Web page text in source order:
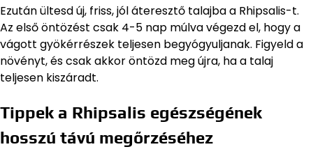
Ezután ültesd új, friss, jól áteresztő talajba a Rhipsalis-t.
Az első öntözést csak 4-5 nap múlva végezd el, hogy a
vágott gyökérrészek teljesen begyógyuljanak. Figyeld a
növényt, és csak akkor öntözd meg újra, ha a talaj
teljesen kiszáradt.
Tippek a Rhipsalis egészségének
hosszú távú megőrzéséhez